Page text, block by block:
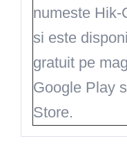
numeste Hik-
si este
gratuit pe
Google Play
Store.